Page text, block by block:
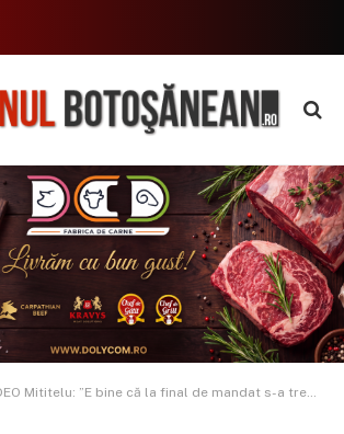
Mititelu: ”E bine că la final de mandat s-a trezit și doamna Huțu! După 4 ani de trai pe picior mare în Capitală”